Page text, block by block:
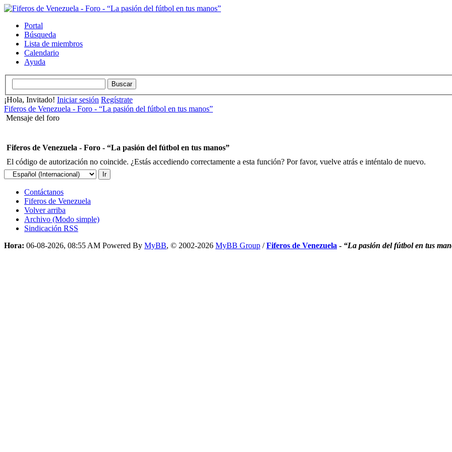
Portal
Búsqueda
Lista de miembros
Calendario
Ayuda
¡Hola, Invitado! Iniciar sesión Regístrate
Fiferos de Venezuela - Foro - “La pasión del fútbol en tus manos”
Mensaje del foro
Fiferos de Venezuela - Foro - “La pasión del fútbol en tus manos”
El código de autorización no coincide. ¿Estás accediendo correctamente a esta función? Por favor, vuelve atrás e inténtalo de nuevo.
Contáctanos
Fiferos de Venezuela
Volver arriba
Archivo (Modo simple)
Sindicación RSS
Hora: 06-08-2026, 08:55 AM Powered By MyBB, © 2002-2026 MyBB Group /Fiferos de Venezuela - “La pasión del fútbol en tus